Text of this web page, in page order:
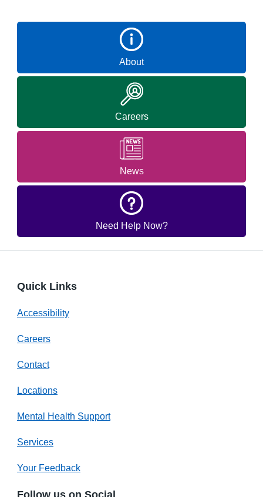
About
Careers
News
Need Help Now?
Quick Links
Accessibility
Careers
Contact
Locations
Mental Health Support
Services
Your Feedback
Follow us on Social